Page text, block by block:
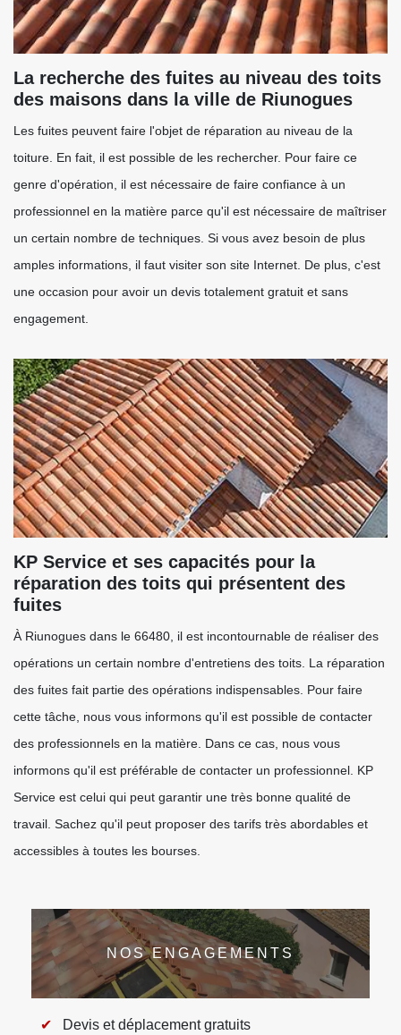
La recherche des fuites au niveau des toits
des maisons dans la ville de Riunogues
Les fuites peuvent faire l'objet de réparation au niveau de la
toiture. En fait, il est possible de les rechercher. Pour faire ce
genre d'opération, il est nécessaire de faire confiance à un
professionnel en la matière parce qu'il est nécessaire de maîtriser
un certain nombre de techniques. Si vous avez besoin de plus
amples informations, il faut visiter son site Internet. De plus, c'est
une occasion pour avoir un devis totalement gratuit et sans
engagement.
KP Service et ses capacités pour la
réparation des toits qui présentent des
fuites
À Riunogues dans le 66480, il est incontournable de réaliser des
opérations un certain nombre d'entretiens des toits. La réparation
des fuites fait partie des opérations indispensables. Pour faire
cette tâche, nous vous informons qu'il est possible de contacter
des professionnels en la matière. Dans ce cas, nous vous
informons qu'il est préférable de contacter un professionnel. KP
Service est celui qui peut garantir une très bonne qualité de
travail. Sachez qu'il peut proposer des tarifs très abordables et
accessibles à toutes les bourses.
NOS ENGAGEMENTS
Devis et déplacement gratuits